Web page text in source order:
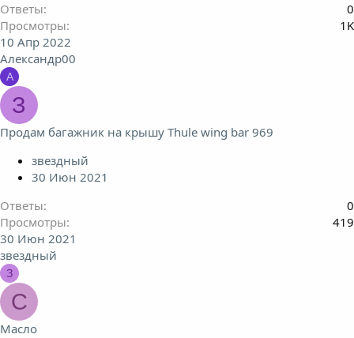
Ответы
0
Просмотры
1K
10 Апр 2022
Александр00
А
З
Продам багажник на крышу Thule wing bar 969
звездный
30 Июн 2021
Ответы
0
Просмотры
419
30 Июн 2021
звездный
З
C
Масло